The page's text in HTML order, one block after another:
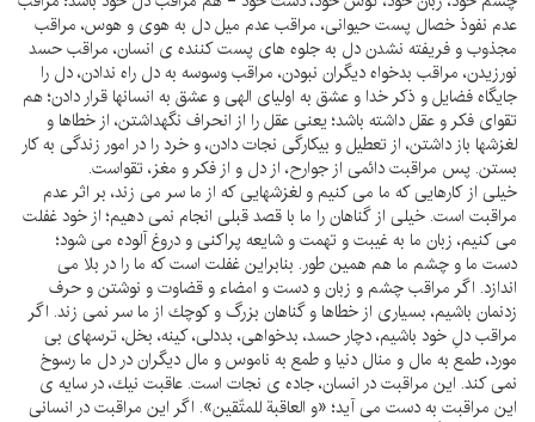
عدم نفوذ خصال پست حيوانى، مراقب عدم ميل دل به هوى و هوس، مراقب
مجذوب و فريفته نشدن دل به جلوه هاى پست كننده ى انسان، مراقب حسد
نورزيدن، مراقب بدخواه ديگران نبودن، مراقب وسوسه به دل راه ندادن، دل را
جايگاه فضايل و ذكر خدا و عشق به اولياى الهى و عشق به انسانها قرار دادن؛ هم
تقواى فكر و عقل داشته باشد؛ يعنى عقل را از انحراف نگهداشتن، از خطاها و
لغزشها باز داشتن، از تعطيل و بيكارگى نجات دادن، و خرد را در امور زندگى به كار
بستن. پس مراقبت دائمى از جوارح، از دل و از فكر و مغز، تقواست.
خيلى از كارهايى كه ما مى كنيم و لغزشهايى كه از ما سر مى زند، بر اثر عدم
مراقبت است. خيلى از گناهان را ما با قصد قبلى انجام نمى دهيم؛ از خود غفلت
مى كنيم، زبان ما به غيبت و تهمت و شايعه پراكنى و دروغ آلوده مى شود؛
دست ما و چشم ما هم همين طور. بنابراين غفلت است كه ما را در بلا مى
اندازد. اگر مراقب چشم و زبان و دست و امضاء و قضاوت و نوشتن و حرف
زدنمان باشيم، بسيارى از خطاها و گناهان بزرگ و كوچك از ما سر نمى زند. اگر
مراقب دلِ خود باشيم، دچار حسد، بدخواهى، بددلى، كينه، بخل، ترسهاى بى
مورد، طمع به مال و منال دنيا و طمع به ناموس و مال ديگران در دل ما رسوخ
نمى كند. اين مراقبت در انسان، جاده ى نجات است. عاقبت نيك، در سايه ى
اين مراقبت به دست مى آيد؛ «و العاقبة للمتّقين». اگر اين مراقبت در انسانى